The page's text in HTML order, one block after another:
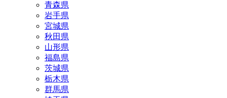
青森県
岩手県
宮城県
秋田県
山形県
福島県
茨城県
栃木県
群馬県